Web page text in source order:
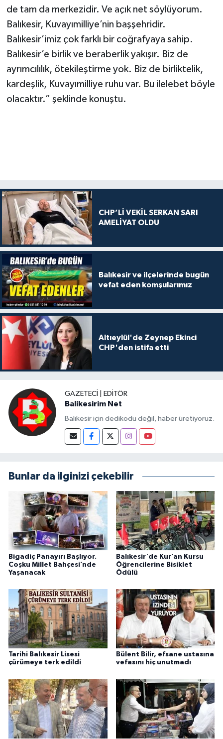
de tam da merkezidir. Ve açık net söylüyorum.
Balıkesir, Kuvayımilliye’nin başşehridir.
Balıkesir’imiz çok farklı bir coğrafyaya sahip.
Balıkesir’e birlik ve beraberlik yakışır. Biz de
ayrımcılılık, ötekileştirme yok. Biz de birliktelik,
kardeşlik, Kuvayımilliye ruhu var. Bu ilelebet böyle
olacaktır.” şeklinde konuştu.
CHP’Lİ VEKİL SERKAN SARI
AMELİYAT OLDU
Balıkesir ve ilçelerinde bugün
vefat eden komşularımız
Altıeylül'de Zeynep Ekinci
CHP'den istifa etti
GAZETECI | EDITÖR
Balikesirim Net
Balıkesir için dedikodu değil, haber üretiyoruz.
Bunlar da ilginizi çekebilir
Bigadiç Panayırı Başlıyor.
Coşku Millet Bahçesi’nde
Yaşanacak
Balıkesir'de Kur’an Kursu
Öğrencilerine Bisiklet
Ödülü
Tarihi Balıkesir Lisesi
çürümeye terk edildi
Bülent Bilir, efsane ustasına
vefasını hiç unutmadı